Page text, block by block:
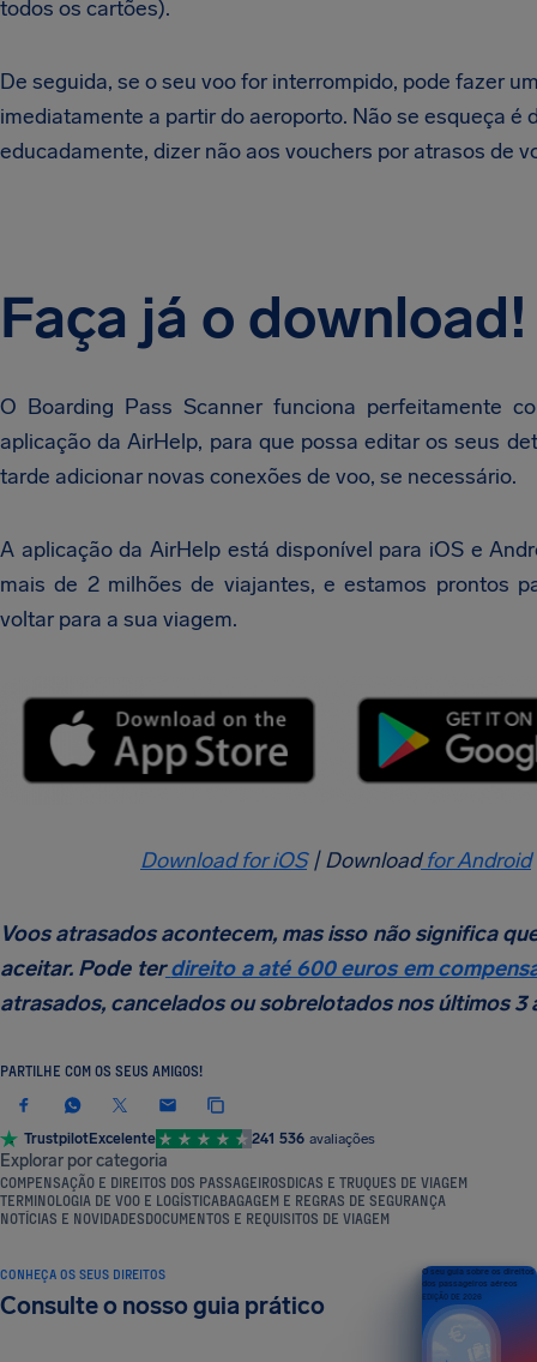
todos os cartões).
De seguida, se o seu voo for interrompido, pode fazer
imediatamente a partir do aeroporto. Não se esqueça é
educadamente, dizer não aos vouchers por atrasos de
Faça já o download!
O Boarding Pass Scanner funciona perfeitamente
aplicação da AirHelp, para que possa editar os seus
tarde adicionar novas conexões de voo, se necessário.
A aplicação da AirHelp está disponível para iOS e
mais de 2 milhões de viajantes, e estamos prontos
voltar para a sua viagem.
Download for iOS| Downloadfor Android
Voos atrasados acontecem, mas isso não significa
aceitar. Pode ter direito a até 600 euros em
atrasados, cancelados ou sobrelotados nos últimos 3
PARTILHE COM OS SEUS AMIGOS!
TrustpilotExcelente 241 536 avaliações
Explorar por categoria
COMPENSAÇÃO E DIREITOS DOS PASSAGEIROSDICAS E TRUQUES DE VIAGEM
TERMINOLOGIA DE VOO E LOGÍSTICABAGAGEM E REGRAS DE SEGURANÇA
NOTÍCIAS E NOVIDADESDOCUMENTOS E REQUISITOS DE VIAGEM
CONHEÇA OS SEUS DIREITOS
Consulte o nosso guia prático
O seu guia sobre os direitos
dos passageiros aéreos
EDIÇÃO DE 2026